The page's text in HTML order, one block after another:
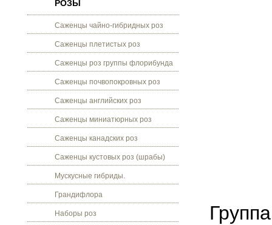
РОЗЫ
Саженцы чайно-гибридных роз
Саженцы плетистых роз
Саженцы роз группы флорибунда
Саженцы почвопокровных роз
Саженцы английских роз
Саженцы миниатюрных роз
Саженцы канадских роз
Саженцы кустовых роз (шрабы)
Мускусные гибриды.
Грандифлора
Наборы роз